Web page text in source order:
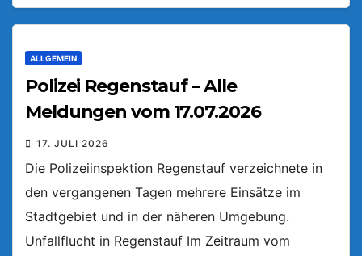
ALLGEMEIN
Polizei Regenstauf – Alle
Meldungen vom 17.07.2026
17. JULI 2026
Die Polizeiinspektion Regenstauf verzeichnete in
den vergangenen Tagen mehrere Einsätze im
Stadtgebiet und in der näheren Umgebung.
Unfallflucht in Regenstauf Im Zeitraum vom